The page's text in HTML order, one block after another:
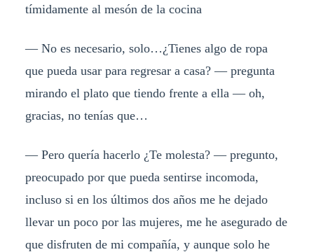
tímidamente al mesón de la cocina
— No es necesario, solo…¿Tienes algo de ropa
que pueda usar para regresar a casa? — pregunta
mirando el plato que tiendo frente a ella — oh,
gracias, no tenías que…
— Pero quería hacerlo ¿Te molesta? — pregunto,
preocupado por que pueda sentirse incomoda,
incluso si en los últimos dos años me he dejado
llevar un poco por las mujeres, me he asegurado de
que disfruten de mi compañía, y aunque solo he